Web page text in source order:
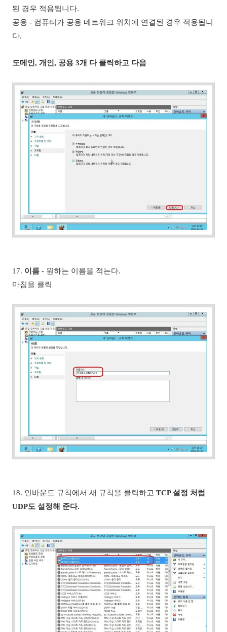
된 경우 적용됩니다.
공용 - 컴퓨터가 공용 네트워크 위치에 연결된 경우 적용됩니
다.
도메인, 개인, 공용 3개 다 클릭하고 다음
17. 이름 - 원하는 이름을 적는다.
마침을 클릭
18. 인바운드 규칙에서 새 규칙을 클릭하고 TCP 설정 처럼
UDP도 설정해 준다.